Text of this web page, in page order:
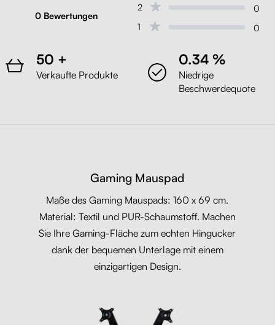
0 Bewertungen
2
0
1
0
50 +
Verkaufte Produkte
0.34 %
Niedrige
Beschwerdequote
Gaming Mauspad
Maße des Gaming Mauspads: 160 x 69 cm.
Material: Textil und PUR-Schaumstoff. Machen
Sie Ihre Gaming-Fläche zum echten Hingucker
dank der bequemen Unterlage mit einem
einzigartigen Design.